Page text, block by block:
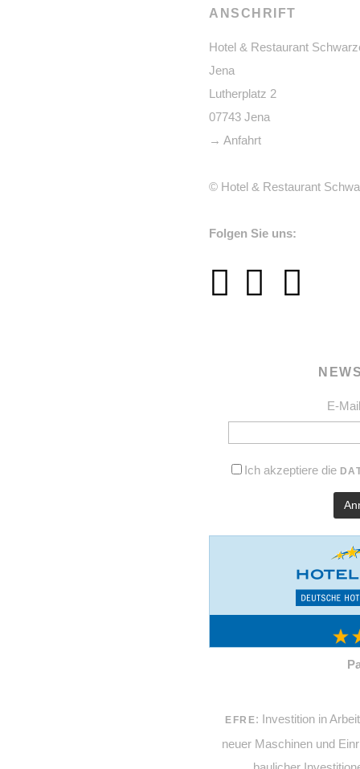
ANSCHRIFT
Hotel & Restaurant
Jena
Lutherplatz 2
07743 Jena
→ Anfahrt
© Hotel & Restaurant
Folgen Sie uns:
E-
Ich akzeptiere die
EFRE: Investition in
neuer Maschinen und